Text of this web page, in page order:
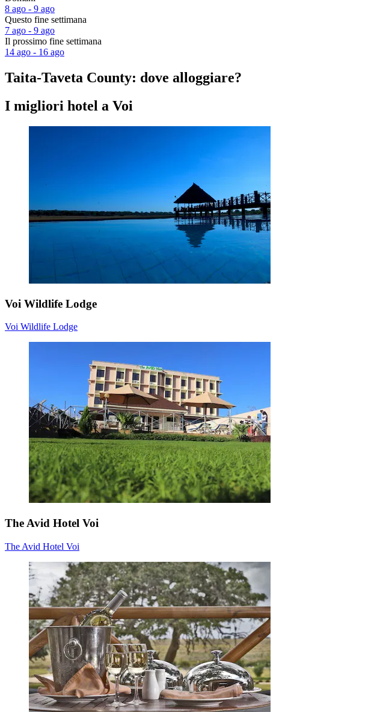
8 ago - 9 ago
Questo fine settimana
7 ago - 9 ago
Il prossimo fine settimana
14 ago - 16 ago
Taita-Taveta County: dove alloggiare?
I migliori hotel a Voi
Voi Wildlife Lodge
Voi Wildlife Lodge
The Avid Hotel Voi
The Avid Hotel Voi